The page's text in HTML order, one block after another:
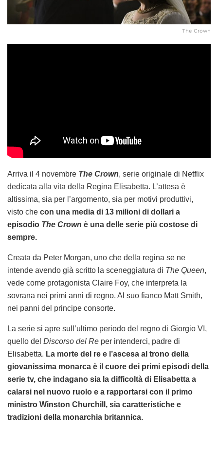
The Crown
Arriva il 4 novembre The Crown, serie originale di Netflix
dedicata alla vita della Regina Elisabetta. L’attesa è
altissima, sia per l’argomento, sia per motivi produttivi,
visto che con una media di 13 milioni di dollari a
episodio The Crown è una delle serie più costose di
sempre.
Creata da Peter Morgan, uno che della regina se ne
intende avendo già scritto la sceneggiatura di The Queen,
vede come protagonista Claire Foy, che interpreta la
sovrana nei primi anni di regno. Al suo fianco Matt Smith,
nei panni del principe consorte.
La serie si apre sull’ultimo periodo del regno di Giorgio VI,
quello del Discorso del Re per intenderci, padre di
Elisabetta. La morte del re e l’ascesa al trono della
giovanissima monarca è il cuore dei primi episodi della
serie tv, che indagano sia la difficoltà di Elisabetta a
calarsi nel nuovo ruolo e a rapportarsi con il primo
ministro Winston Churchill, sia caratteristiche e
tradizioni della monarchia britannica.